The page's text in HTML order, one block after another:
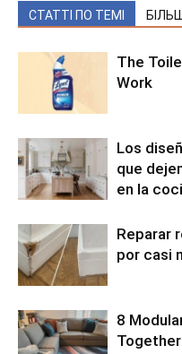
СТАТТІ ПО ТЕМІ
The
Work
Los
que
en la
Reparar
por casi
8